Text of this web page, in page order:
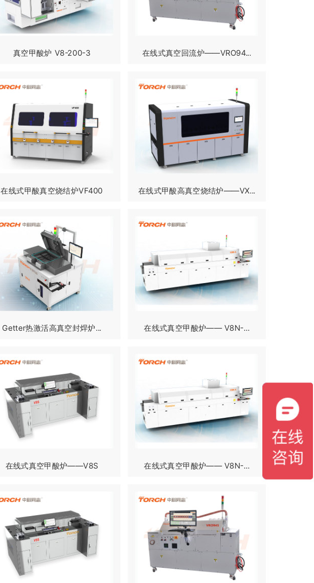
真空甲酸炉 V8-200-3 在线式真空回流炉——VRO94...
在线式甲酸真空烧结炉VF400 在线式甲酸高真空烧结炉——VX...
Getter热激活高真空封焊炉... 在线式真空甲酸炉—— V8N-...
在线式真空甲酸炉——V8S 在线式真空甲酸炉—— V8N-...